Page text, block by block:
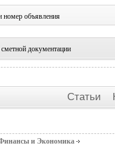
номер объявления
документации
Статьи
и Экономика